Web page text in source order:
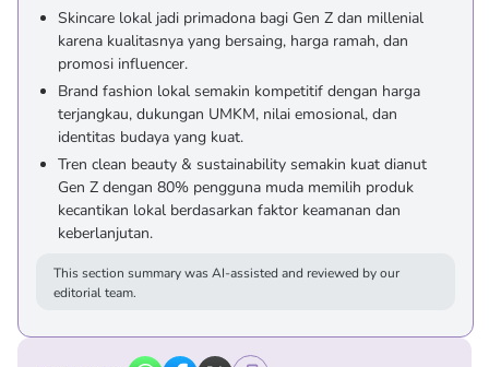
Skincare lokal jadi primadona bagi Gen Z dan millenial
karena kualitasnya yang bersaing, harga ramah, dan
promosi influencer.
Brand fashion lokal semakin kompetitif dengan harga
terjangkau, dukungan UMKM, nilai emosional, dan
identitas budaya yang kuat.
Tren clean beauty & sustainability semakin kuat dianut
Gen Z dengan 80% pengguna muda memilih produk
kecantikan lokal berdasarkan faktor keamanan dan
keberlanjutan.
This section summary was AI-assisted and reviewed by our
editorial team.